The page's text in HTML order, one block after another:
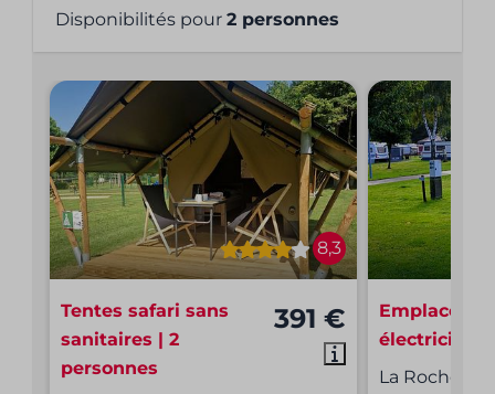
Disponibilités pour2 personnes
8,3
391 €
Tentes safari sans
sanitaires | 2
personnes
électricité
La Roche-